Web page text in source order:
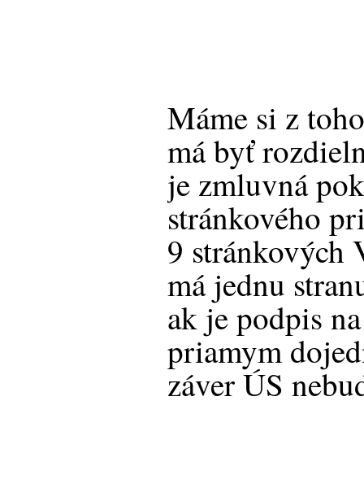
Máme si z
má byť
je zmluvná
stránkového
9 stránkových
má jednu
ak je podpis
priamym
záver ÚS